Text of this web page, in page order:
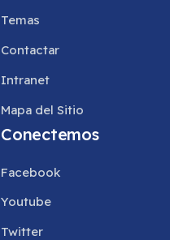
Temas
Contactar
Intranet
Mapa del Sitio
Conectemos
Facebook
Youtube
Twitter